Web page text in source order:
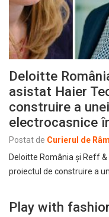
Deloitte
asistat Haier
construire a
electrocasnice
Postat de Curierul de
Deloitte România și Reff
proiectul de construire a
Play with